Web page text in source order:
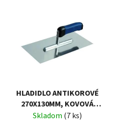
HLADIDLO ANTIKOROVÉ
270X130MM, KOVOVÁ
POGUMOVANÁ RUKOVÄŤ,
Skladom (7 ks)